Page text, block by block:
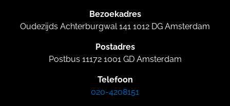
Bezoekadres
Oudezijds Achterburgwal 141 1012 DG Amsterdam
Postadres
Postbus 11172 1001 GD Amsterdam
Telefoon
020-4208151